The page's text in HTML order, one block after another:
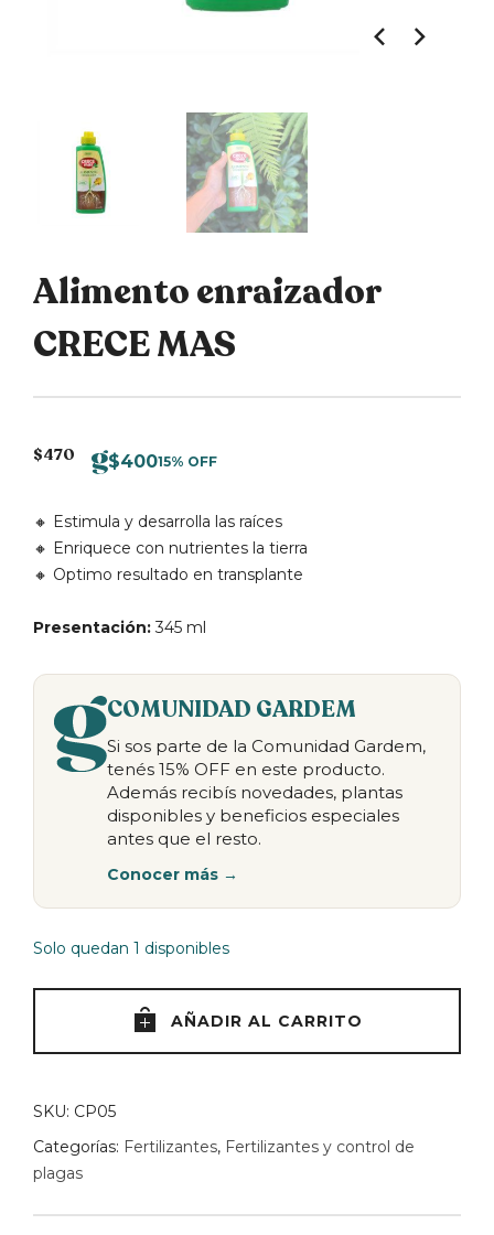
Alimento enraizador
CRECE MAS
$470 $40015% OFF
🔸 Estimula y desarrolla las raíces
🔸 Enriquece con nutrientes la tierra
🔸 Optimo resultado en transplante
Presentación:345 ml
COMUNIDAD GARDEM
Si sos parte de la Comunidad Gardem,
tenés 15% OFF en este producto.
Además recibís novedades, plantas
disponibles y beneficios especiales
antes que el resto.
Conocer más →
Solo quedan 1 disponibles
AÑADIR AL CARRITO
SKU: CP05
Categorías: Fertilizantes, Fertilizantes y control de
plagas